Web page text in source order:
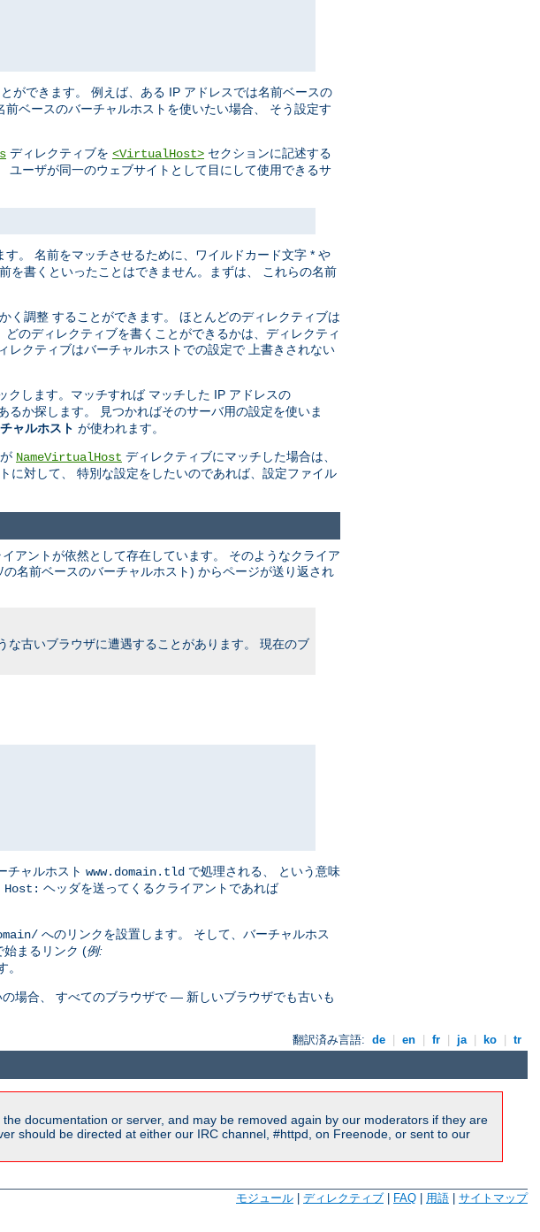
ができます。 例えば、ある IP アドレスでは名前ベースの
ベースのバーチャルホストを使いたい場合、 そう設定す
ディレクティブを <VirtualHost> セクションに記述する
ユーザが同一のウェブサイトとして目にして使用できるサ
。 名前をマッチさせるために、ワイルドカード文字 * や
を書くといったことはできません。まずは、 これらの名前
く調整 することができます。 ほとんどのディレクティブは
のディレクティブを書くことができるかは、ディレクティ
レクティブはバーチャルホストでの設定で 上書きされない
クします。マッチすれば マッチした IP アドレスの
るか探します。 見つかればそのサーバ用の設定を使いま
ャルホスト が使われます。
NameVirtualHost ディレクティブにマッチした場合は、
に対して、 特別な設定をしたいのであれば、設定ファイル
アントが依然として存在しています。 そのようなクライア
の名前ベースのバーチャルホスト) からページが送り返され
な古いブラウザに遭遇することがあります。 現在のブ
チャルホスト www.domain.tld で処理される、 という意味
Host: ヘッダを送ってくるクライアントであれば
へのリンクを設置します。 そして、バーチャルホス
始まるリンク (例:
。
場合、 すべてのブラウザで ― 新しいブラウザでも古いも
翻訳済み言語: de en fr ja ko tr
documentation or server, and may be removed again by our moderators if they are
should be directed at either our IRC channel, #httpd, on Freenode, or sent to our
モジュール ディレクティブ FAQ 用語 サイトマップ